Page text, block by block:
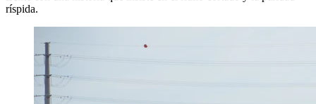
ríspida.